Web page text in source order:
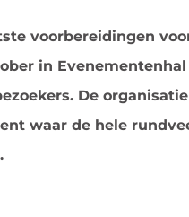
voorbereidingen
in
De
waar de hele